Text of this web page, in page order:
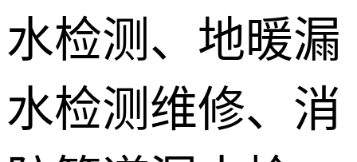
水检测、地暖漏
水检测维修、消
防水补漏
障检测
测漏水设备